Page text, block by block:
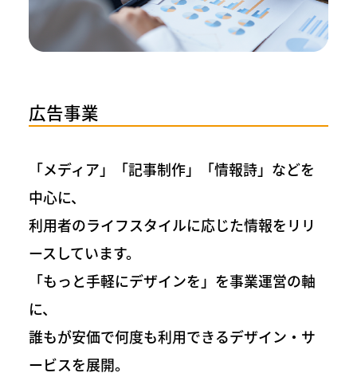
広告事業
「メディア」「記事制作」「情報詩」などを
中心に、
利用者のライフスタイルに応じた情報をリリ
ースしています。
「もっと手軽にデザインを」を事業運営の軸
に、
誰もが安価で何度も利用できるデザイン・サ
ービスを展開。